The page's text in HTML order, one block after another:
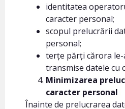
identitatea
caracter personal;
scopul prelucrării
personal;
terțe părți cărora
transmise datele cu
Minimizarea
caracter personal
Înainte de prelucrarea